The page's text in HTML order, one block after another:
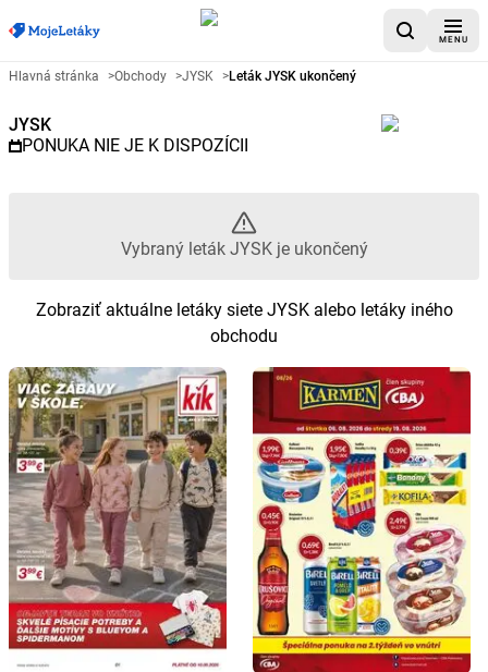
MENU
Reklamný leták JYSK -
Hlavná stránka >Obchody >JYSK >Leták JYSK ukončený
JYSK
PONUKA NIE JE K DISPOZÍCII
Vybraný leták JYSK je ukončený
Zobraziť aktuálne letáky siete JYSK alebo letáky iného
obchodu